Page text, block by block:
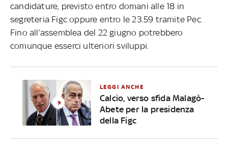
candidature, previsto entro domani alle 18 in
segreteria Figc oppure entro le 23.59 tramite Pec.
Fino all’assemblea del 22 giugno potrebbero
comunque esserci ulteriori sviluppi.
LEGGI ANCHE
Calcio, verso sfida Malagò-
Abete per la presidenza
della Figc